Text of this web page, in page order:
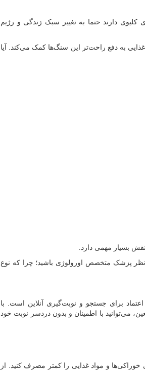
دارند حتما به تغییر سبک زندگی و رژیم
به دفع راحت‌تر این سنگ‌ها کمک می‌کند. آیا
بسیار مهمی دارد.
پزشک متخصص اورولوژی باشید؛ چرا که نوع
برای جستجو و نوبت‌گیری آنلاین است. با
می‌توانید با اطمینان و بدون دردسر نوبت خود
و مواد غذایی را کمتر مصرف کنید. از